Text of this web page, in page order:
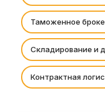
Таможенное
Складирование и
Контрактная